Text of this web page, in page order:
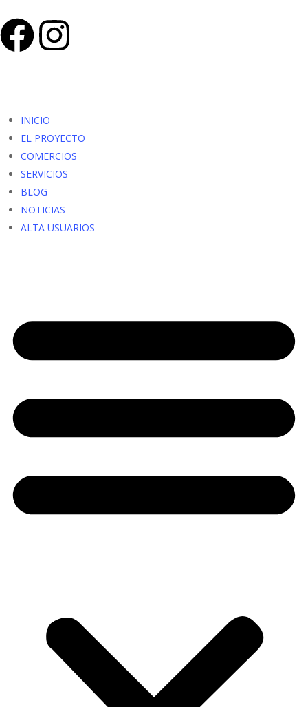
INICIO
EL PROYECTO
COMERCIOS
SERVICIOS
BLOG
NOTICIAS
ALTA USUARIOS